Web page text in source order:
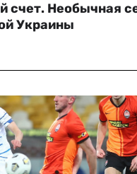
счет. Необычная
Украины